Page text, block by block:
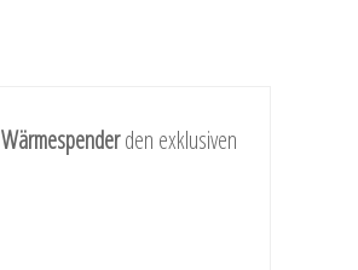
Wärmespenderden exklusiven